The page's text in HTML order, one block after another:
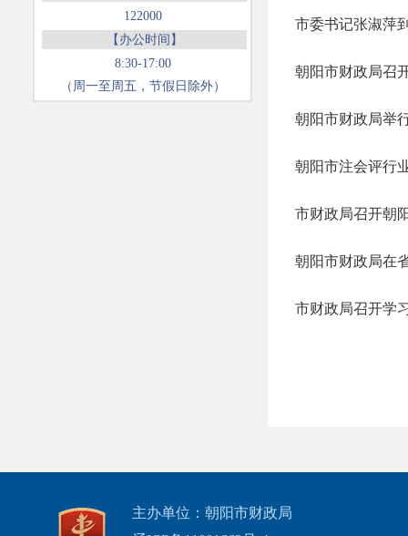
122000
【办公时间】
8:30-17:00
（周一至周五，节假日除外）
朝阳市财政局召
朝阳市财政局举
市财政局召开朝
市财政局召开学
主办单位：朝阳市财政局